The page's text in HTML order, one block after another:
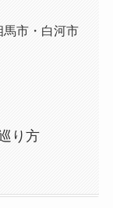
馬市・白河市
り方